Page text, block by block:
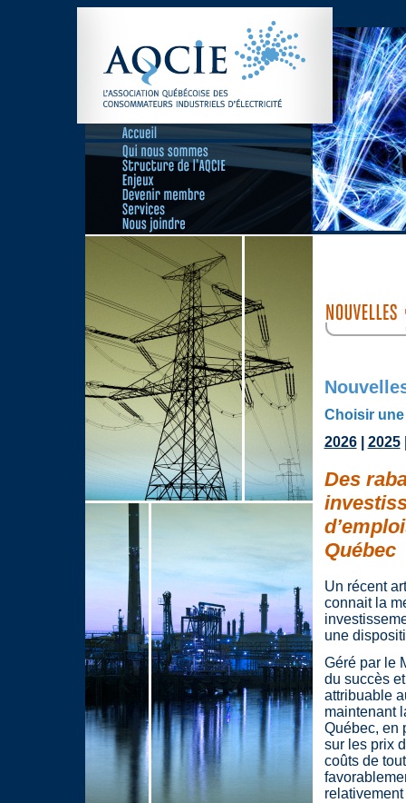
Choisir
2026| 2025
Des
Québec
Un récent
connait la
une
Géré par le
du succès
attribuable
maintenant
Québec, en
sur les prix
coûts de